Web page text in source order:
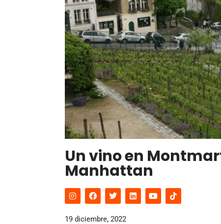
Un vino en
Manhattan
19 diciembre, 2022